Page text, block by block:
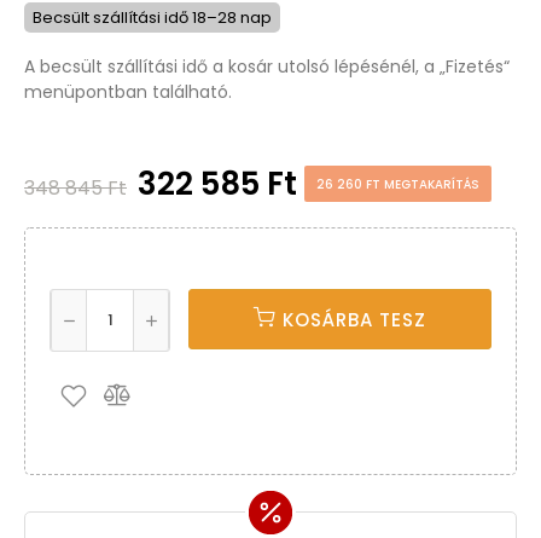
Becsült szállítási idő 18–28 nap
A becsült szállítási idő a kosár utolsó lépésénél, a „Fizetés“
menüpontban található.
348 845 Ft 322 585 Ft 26 260 FT MEGTAKARÍTÁS
KOSÁRBA TESZ